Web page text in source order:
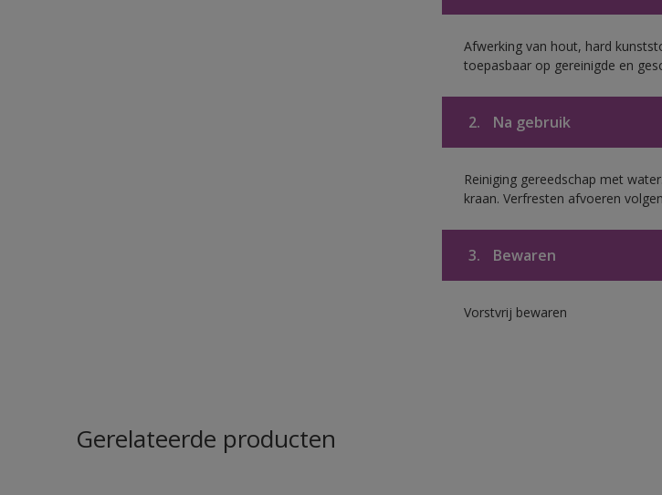
Afwerking van hout, hard
toepasbaar op gereinigde en
2. Na gebruik
Reiniging gereedschap met
kraan. Verfresten afvoeren
3. Bewaren
Vorstvrij bewaren
Gerelateerde producten